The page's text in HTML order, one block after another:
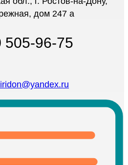
дом 247 а
505-96-75